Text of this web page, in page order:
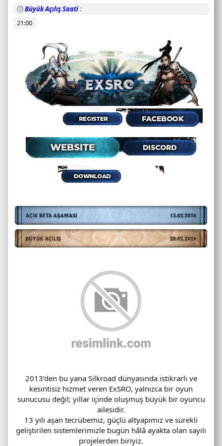
🕓Büyük Açılış Saati
21:00
2013’den bu yana Silkroad dünyasında istikrarlı ve
kesintisiz hizmet veren ExSRO, yalnızca bir oyun
sunucusu değil; yıllar içinde oluşmuş büyük bir oyuncu
ailesidir.
13 yılı aşan tecrübemiz, güçlü altyapımız ve sürekli
geliştirilen sistemlerimizle bugün hâlâ ayakta olan sayılı
projelerden biriyiz.